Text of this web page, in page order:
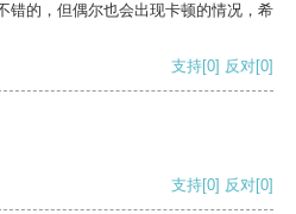
错的，但偶尔也会出现卡顿的情况，希
支持[0] 反对[0]
支持[0] 反对[0]